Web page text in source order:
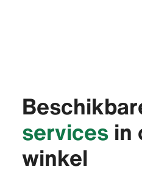
servicesin
winkel